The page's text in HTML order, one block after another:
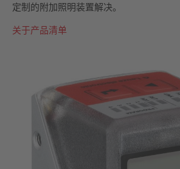
定制的附加照明装置解决。
关于产品清单